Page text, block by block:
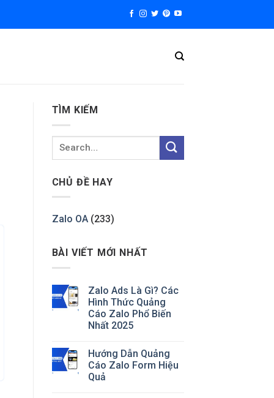
TÌM KIẾM
CHỦ ĐỀ HAY
Zalo OA(233)
BÀI VIẾT MỚI NHẤT
Zalo Ads Là Gì? Các
Hình Thức Quảng
Cáo Zalo Phổ Biến
Nhất 2025
Hướng Dẫn Quảng
Cáo Zalo Form Hiệu
Quả